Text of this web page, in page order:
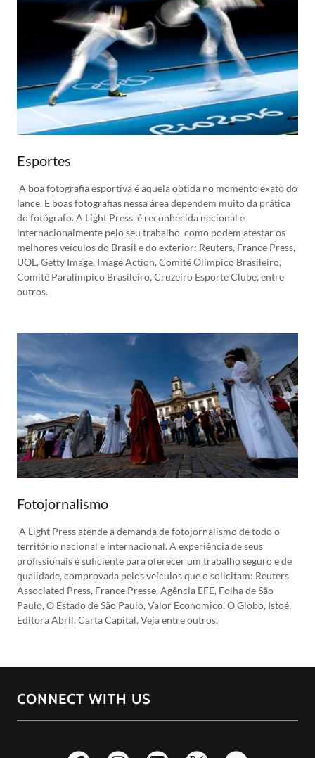
Esportes
A boa fotografia esportiva é aquela obtida no momento exato do
lance. E boas fotografias nessa área dependem muito da prática
do fotógrafo. A Light Press é reconhecida nacional e
internacionalmente pelo seu trabalho, como podem atestar os
melhores veículos do Brasil e do exterior: Reuters, France Press,
UOL, Getty Image, Image Action, Comitê Olímpico Brasileiro,
Comitê Paralímpico Brasileiro, Cruzeiro Esporte Clube, entre
outros.
Fotojornalismo
A Light Press atende a demanda de fotojornalismo de todo o
território nacional e internacional. A experiência de seus
profissionais é suficiente para oferecer um trabalho seguro e de
qualidade, comprovada pelos veículos que o solicitam: Reuters,
Associated Press, France Presse, Agência EFE, Folha de São
Paulo, O Estado de São Paulo, Valor Economico, O Globo, Istoé,
Editora Abril, Carta Capital, Veja entre outros.
CONNECT WITH US